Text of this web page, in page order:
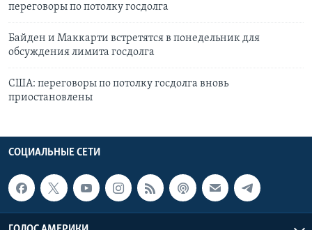
переговоры по потолку госдолга
Байден и Маккарти встретятся в понедельник для
обсуждения лимита госдолга
США: переговоры по потолку госдолга вновь
приостановлены
СОЦИАЛЬНЫЕ СЕТИ